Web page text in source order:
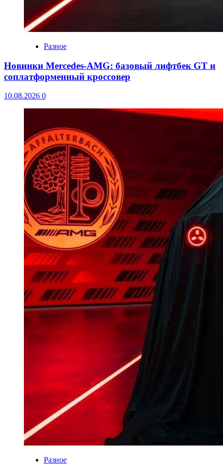
Разное
Новинки Mercedes-AMG: базовый лифтбек GT и
соплатформенный кроссовер
10.08.2026 0
Разное